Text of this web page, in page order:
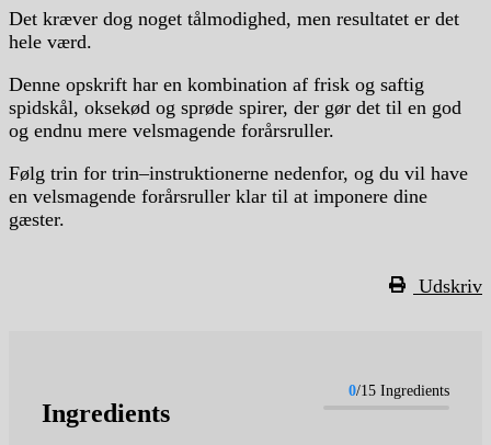
Det kræver dog noget tålmodighed, men resultatet er det
hele værd.
Denne opskrift har en kombination af frisk og saftig
spidskål, oksekød og sprøde spirer, der gør det til en god
og endnu mere velsmagende forårsruller.
Følg trin for trin–instruktionerne nedenfor, og du vil have
en velsmagende forårsruller klar til at imponere dine
gæster.
Udskriv
Ingredients
0/15 Ingredients